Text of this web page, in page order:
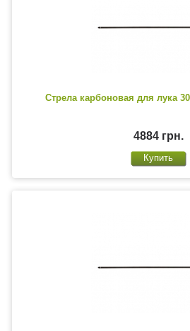
Стрела карбоновая для лука
4884 грн.